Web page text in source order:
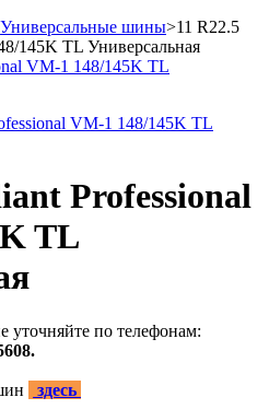
Универсальные шины>11 R22.5
145K TL Универсальная
Professional
TL
уточняйте по телефонам:
здесь